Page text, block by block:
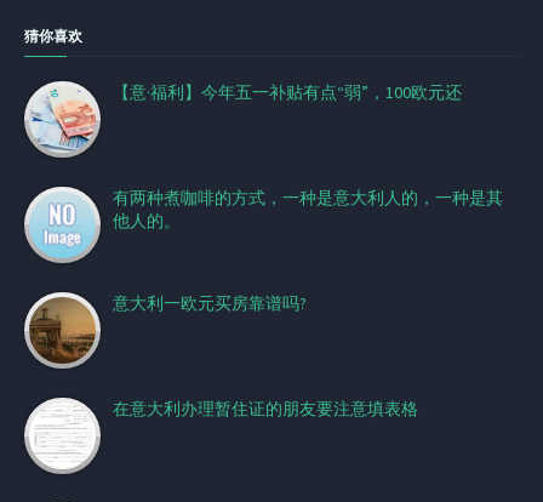
猜你喜欢
【意·福利】今年五一补贴有点“弱”，100欧元还
有两种煮咖啡的方式，一种是意大利人的，一种是其
他人的。
意大利一欧元买房靠谱吗?
在意大利办理暂住证的朋友要注意填表格